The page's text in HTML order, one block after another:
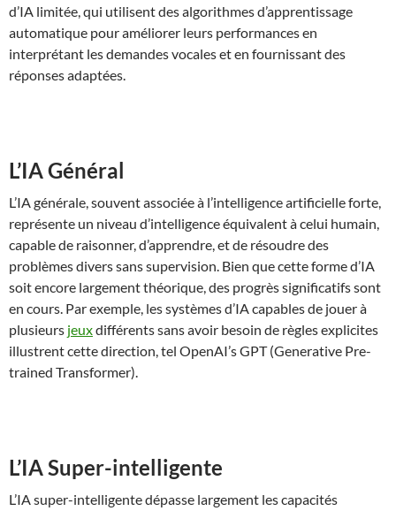
d’IA limitée, qui utilisent des algorithmes d’apprentissage
automatique pour améliorer leurs performances en
interprétant les demandes vocales et en fournissant des
réponses adaptées.
L’IA Général
L’IA générale, souvent associée à l’intelligence artificielle forte,
représente un niveau d’intelligence équivalent à celui humain,
capable de raisonner, d’apprendre, et de résoudre des
problèmes divers sans supervision. Bien que cette forme d’IA
soit encore largement théorique, des progrès significatifs sont
en cours. Par exemple, les systèmes d’IA capables de jouer à
plusieurs jeuxdifférents sans avoir besoin de règles explicites
illustrent cette direction, tel OpenAI’s GPT (Generative Pre-
trained Transformer).
L’IA Super-intelligente
L’IA super-intelligente dépasse largement les capacités